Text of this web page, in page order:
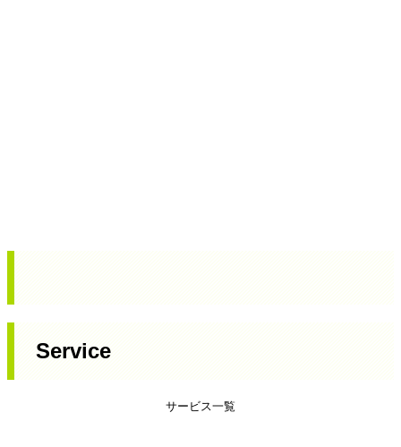
Service
サービス一覧